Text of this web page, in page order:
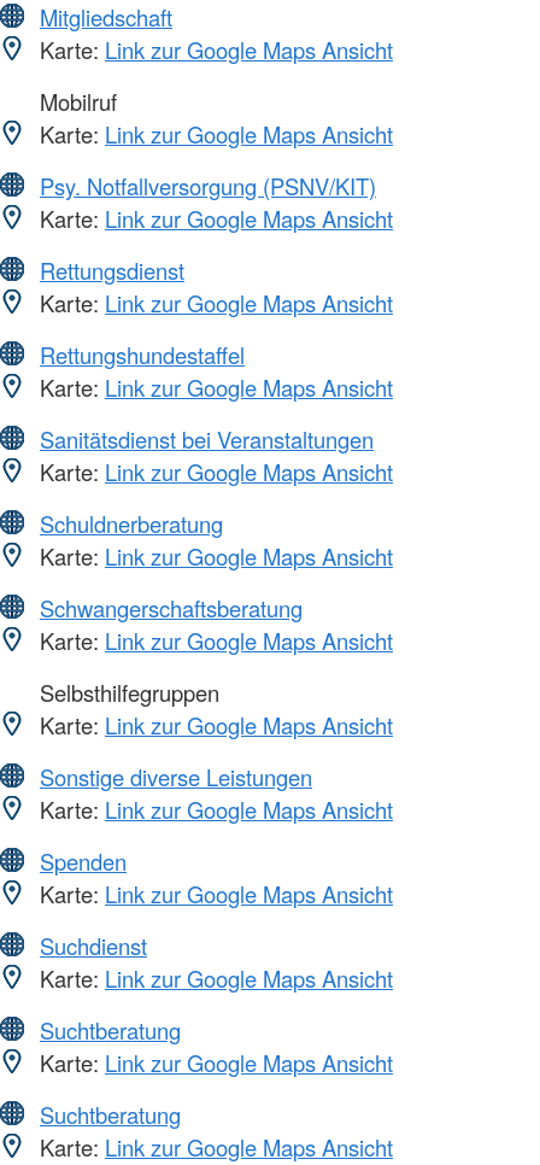
Mitgliedschaft
Karte: Link zur Google Maps Ansicht
Mobilruf
Karte: Link zur Google Maps Ansicht
Psy. Notfallversorgung (PSNV/KIT)
Karte: Link zur Google Maps Ansicht
Rettungsdienst
Karte: Link zur Google Maps Ansicht
Rettungshundestaffel
Karte: Link zur Google Maps Ansicht
Sanitätsdienst bei Veranstaltungen
Karte: Link zur Google Maps Ansicht
Schuldnerberatung
Karte: Link zur Google Maps Ansicht
Schwangerschaftsberatung
Karte: Link zur Google Maps Ansicht
Selbsthilfegruppen
Karte: Link zur Google Maps Ansicht
Sonstige diverse Leistungen
Karte: Link zur Google Maps Ansicht
Spenden
Karte: Link zur Google Maps Ansicht
Suchdienst
Karte: Link zur Google Maps Ansicht
Suchtberatung
Karte: Link zur Google Maps Ansicht
Suchtberatung
Karte: Link zur Google Maps Ansicht